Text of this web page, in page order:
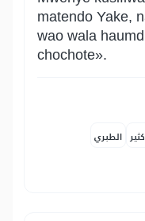
matendo Yake,
wao wala
chochote».
الطبري